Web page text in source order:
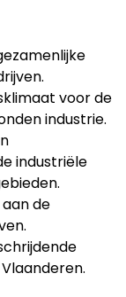
voor de
industrie.
industriële
de